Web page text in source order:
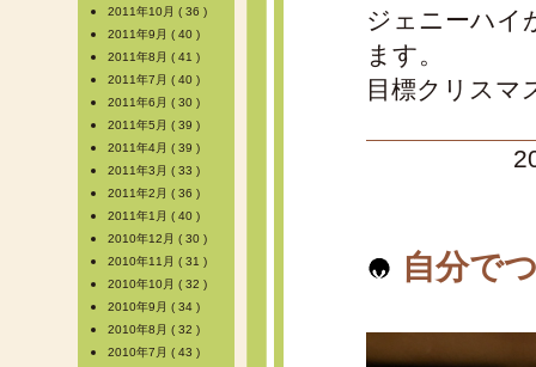
ジェニーハイ
ます。
目標クリスマ
自分で
2011年10月 ( 36 )
2011年9月 ( 40 )
2011年8月 ( 41 )
2011年7月 ( 40 )
2011年6月 ( 30 )
2011年5月 ( 39 )
2011年4月 ( 39 )
2011年3月 ( 33 )
2011年2月 ( 36 )
2011年1月 ( 40 )
2010年12月 ( 30 )
2010年11月 ( 31 )
2010年10月 ( 32 )
2010年9月 ( 34 )
2010年8月 ( 32 )
2010年7月 ( 43 )